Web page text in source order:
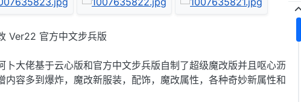
Ver22 官方中文步兵版
卜大佬基于云心版和官方中文步兵版自制了超级魔改版并且呕心沥
内容多到爆炸，魔改新服装，配饰，魔改属性，各种奇妙新属性和